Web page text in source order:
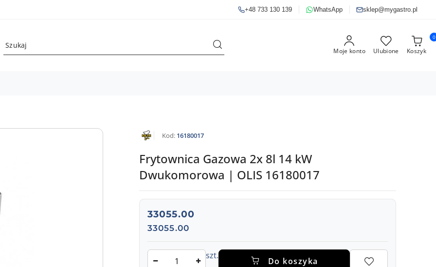
+48 733 130 139 WhatsApp sklep@mygastro.pl
Moje konto Ulubione Koszyk
0
NAZWA
PRODUCENTA:
Kod: 16180017
Frytownica Gazowa 2x 8l 14 kW
Dwukomorowa | OLIS 16180017
Frytownica gazowa 2x 8l, dwukomorowa, 14kW, D738/10FRG, Diamante70, Olis
cena:
33055.00
Cena:
33055.00
Ilość szt.
Do koszyka